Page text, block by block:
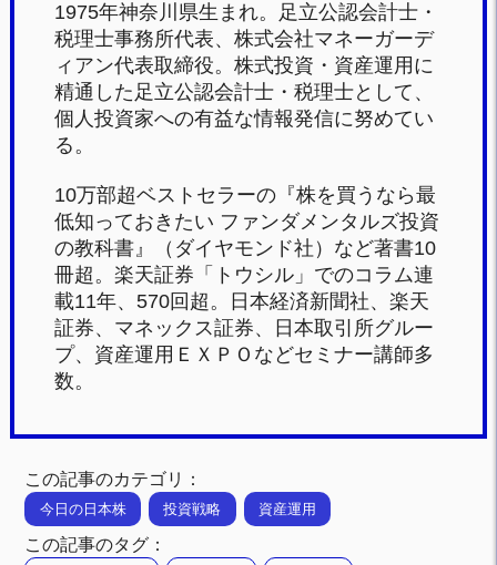
1975年神奈川県生まれ。足立公認会計士・
税理士事務所代表、株式会社マネーガーデ
ィアン代表取締役。株式投資・資産運用に
精通した足立公認会計士・税理士として、
個人投資家への有益な情報発信に努めてい
る。
10万部超ベストセラーの『株を買うなら最
低知っておきたい ファンダメンタルズ投資
の教科書』（ダイヤモンド社）など著書10
冊超。楽天証券「トウシル」でのコラム連
載11年、570回超。日本経済新聞社、楽天
証券、マネックス証券、日本取引所グルー
プ、資産運用ＥＸＰＯなどセミナー講師多
数。
この記事のカテゴリ：
今日の日本株 投資戦略 資産運用
この記事のタグ：